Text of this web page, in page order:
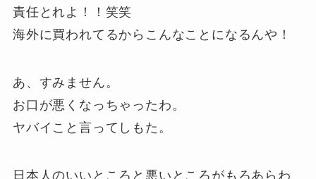
責任とれよ！！笑笑
海外に買われてるからこんなことになるんや！
あ、すみません。
お口が悪くなっちゃったわ。
ヤバイこと言ってしもた。
日本人のいいところと悪いところがもろあらわ